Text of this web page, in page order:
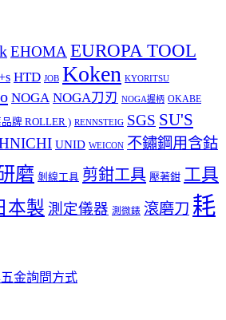
EHOMA EUROPA TOOL
HTD JOB Koken KYORITSU
NOGA NOGA刀刃 NOGA握柄 OKABE
牌 ROLLER ) RENNSTEIG SGS SU'S
UNID WEICON 不鏽鋼用含鈷
磨 剝線工具 剪鉗工具 壓著鉗 工具
本製 測定儀器 測微錶 滾磨刀 耗
金詢問方式